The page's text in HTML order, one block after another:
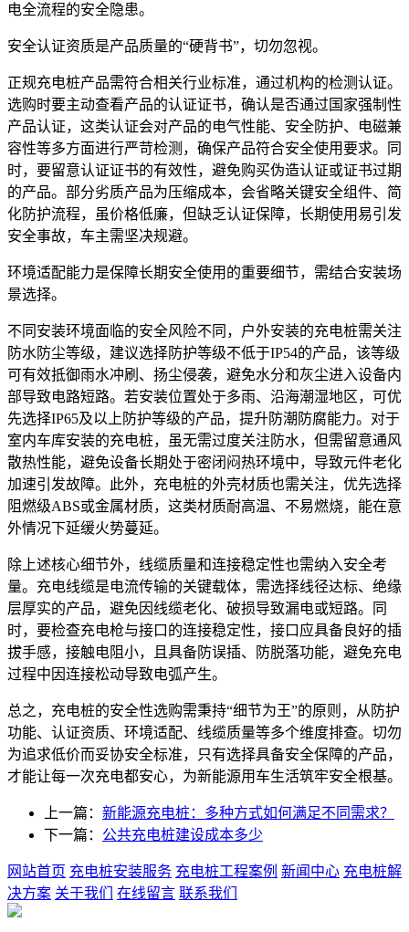
电全流程的安全隐患。
安全认证资质是产品质量的“硬背书”，切勿忽视。
正规充电桩产品需符合相关行业标准，通过机构的检测认证。
选购时要主动查看产品的认证证书，确认是否通过国家强制性
产品认证，这类认证会对产品的电气性能、安全防护、电磁兼
容性等多方面进行严苛检测，确保产品符合安全使用要求。同
时，要留意认证证书的有效性，避免购买伪造认证或证书过期
的产品。部分劣质产品为压缩成本，会省略关键安全组件、简
化防护流程，虽价格低廉，但缺乏认证保障，长期使用易引发
安全事故，车主需坚决规避。
环境适配能力是保障长期安全使用的重要细节，需结合安装场
景选择。
不同安装环境面临的安全风险不同，户外安装的充电桩需关注
防水防尘等级，建议选择防护等级不低于IP54的产品，该等级
可有效抵御雨水冲刷、扬尘侵袭，避免水分和灰尘进入设备内
部导致电路短路。若安装位置处于多雨、沿海潮湿地区，可优
先选择IP65及以上防护等级的产品，提升防潮防腐能力。对于
室内车库安装的充电桩，虽无需过度关注防水，但需留意通风
散热性能，避免设备长期处于密闭闷热环境中，导致元件老化
加速引发故障。此外，充电桩的外壳材质也需关注，优先选择
阻燃级ABS或金属材质，这类材质耐高温、不易燃烧，能在意
外情况下延缓火势蔓延。
除上述核心细节外，线缆质量和连接稳定性也需纳入安全考
量。充电线缆是电流传输的关键载体，需选择线径达标、绝缘
层厚实的产品，避免因线缆老化、破损导致漏电或短路。同
时，要检查充电枪与接口的连接稳定性，接口应具备良好的插
拔手感，接触电阻小，且具备防误插、防脱落功能，避免充电
过程中因连接松动导致电弧产生。
总之，充电桩的安全性选购需秉持“细节为王”的原则，从防护
功能、认证资质、环境适配、线缆质量等多个维度排查。切勿
为追求低价而妥协安全标准，只有选择具备安全保障的产品，
才能让每一次充电都安心，为新能源用车生活筑牢安全根基。
上一篇： 新能源充电桩：多种方式如何满足不同需求？
下一篇： 公共充电桩建设成本多少
网站首页 充电桩安装服务 充电桩工程案例 新闻中心 充电桩解
决方案 关于我们 在线留言 联系我们